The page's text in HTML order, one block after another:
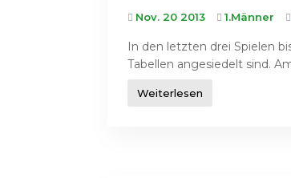
Nov. 20 2013 1.Männer
In den letzten drei Spielen
Tabellen angesiedelt sind.
Weiterlesen